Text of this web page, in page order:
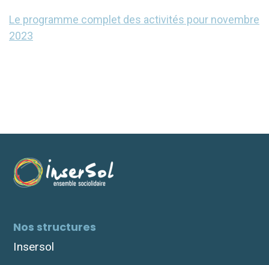
Le pro­gramme com­plet des acti­vi­tés pour novembre
2023
Nos structures
Insersol